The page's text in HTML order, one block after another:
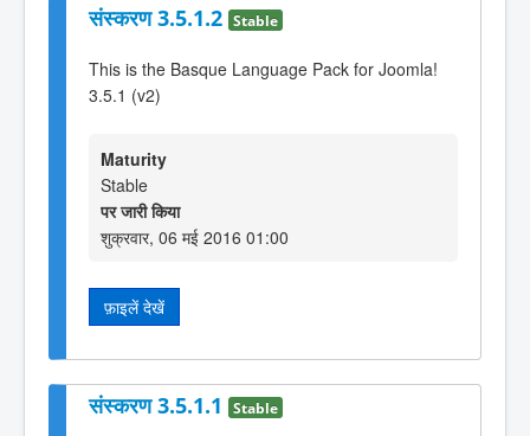
संस्करण 3.5.1.2 Stable
This is the Basque Language Pack for Joomla!
3.5.1 (v2)
Maturity
Stable
पर जारी किया
शुक्रवार, 06 मई 2016 01:00
फ़ाइलें देखें
संस्करण 3.5.1.1 Stable